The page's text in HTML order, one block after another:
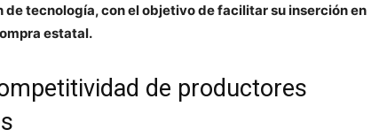
tecnología, con el objetivo de facilitar su inserción en
estatal.
de productores